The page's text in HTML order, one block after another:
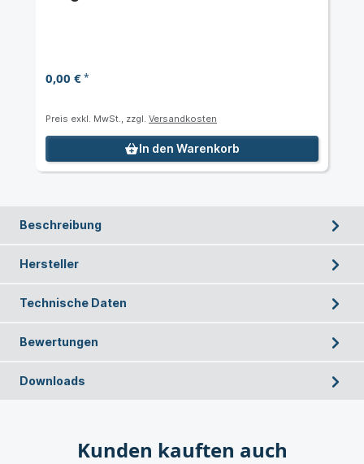
0,00 €*
Preis exkl. MwSt., zzgl. Versandkosten
In den Warenkorb
Kunden kauften auch
Beschreibung
Hersteller
Technische Daten
Bewertungen
Downloads